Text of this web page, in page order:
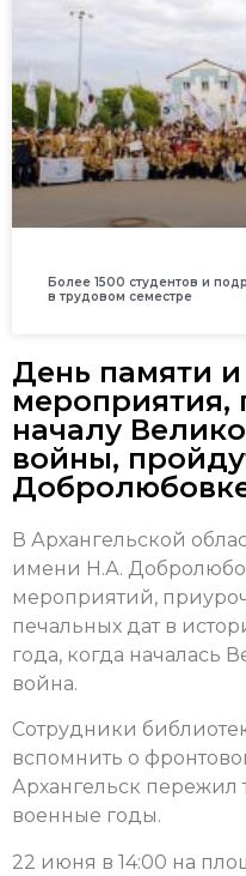
Более 1500 студентов и
в трудовом семестре
День памяти
мероприятия,
началу
войны,
В Архангельской
имени Н.А.
мероприятий,
печальных дат в
года, когда началась
война.
Сотрудники
вспомнить о
Архангельск
военные годы.
22 июня в 14:00 на